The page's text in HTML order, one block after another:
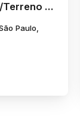
Residencial › Lote/Terreno no Acapulco
Paulo,